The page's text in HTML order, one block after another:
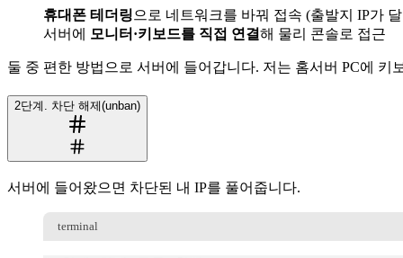
휴대폰 테더링으로 네트워크를 바꿔 접속 (출발지 IP가
서버에 모니터·키보드를 직접 연결해 물리 콘솔로 접근
둘 중 편한 방법으로 서버에 들어갑니다. 저는 홈서버 PC에 키
2단계. 차단 해제(unban)
서버에 들어왔으면 차단된 내 IP를 풀어줍니다.
terminal